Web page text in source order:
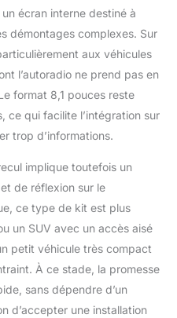
fait
fois que vous
dans le véhicule,
aucune
de conduite
fluide et
de 8,1 Pouces
CarPlay de 8,1
est compact et
de l'espace,
à l'avant qui
d'obstruer la ligne
vision du
Avec une
un écran interne destiné à
démontages complexes. Sur
aux véhicules
l’autoradio ne prend pas en
format 8,1 pouces reste
ce qui facilite l’intégration sur
trop d’informations.
implique toutefois un
de réflexion sur le
ce type de kit est plus
un SUV avec un accès aisé
petit véhicule très compact
À ce stade, la promesse
sans dépendre d’un
d’accepter une installation